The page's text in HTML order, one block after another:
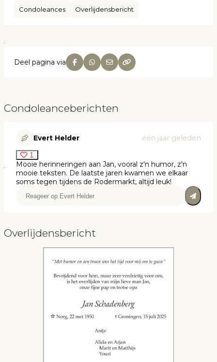
Condoleances Overlijdensbericht
Deel pagina via
Condoleanceberichten
Evert Helder één jaar geleden
1
Mooie herinneringen aan Jan, vooral z'n humor, z'n
mooie teksten. De laatste jaren kwamen we elkaar
soms tegen tijdens de Rodermarkt, altijd leuk!
Overlijdensbericht